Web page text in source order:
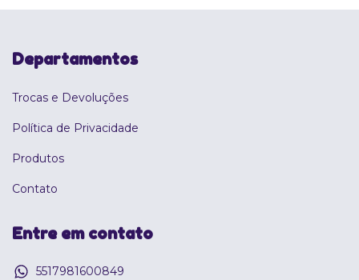
Departamentos
Trocas e Devoluções
Política de Privacidade
Produtos
Contato
Entre em contato
5517981600849